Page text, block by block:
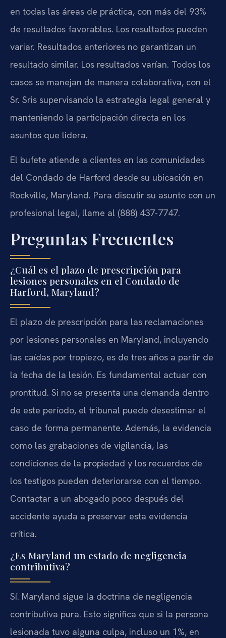
en todas las áreas de práctica, con más del 93%
de resultados favorables. Los resultados pueden
variar. Resultados anteriores no garantizan un
resultado similar. Los resultados varían. Todos los
casos se manejan de manera colaborativa, con el
Sr. Sris supervisando la estrategia legal general y
manteniendo la participación directa en los
asuntos que lidera.
El bufete atiende a clientes en las comunidades
del Condado de Harford desde su ubicación en
Rockville, Maryland. Para discutir su asunto con un
profesional legal, llame al (888) 437-7747.
Preguntas Frecuentes
¿Cuál es el plazo de prescripción para
lesiones personales en el Condado de
Harford, Maryland?
El plazo de prescripción para las reclamaciones
por lesiones personales en Maryland, incluyendo
las caídas por tropiezo, es de tres años a partir de
la fecha de la lesión. Es fundamental actuar con
prontitud. Si no se presenta una demanda dentro
de este período, el tribunal puede desestimar el
caso de forma permanente. Además, la evidencia
como las grabaciones de vigilancia, las
condiciones de la propiedad y los recuerdos de
los testigos pueden deteriorarse con el tiempo.
Contactar a un abogado poco después del
accidente ayuda a preservar esta evidencia
crítica.
¿Es Maryland un estado de negligencia
contributiva?
Sí. Maryland sigue la doctrina de negligencia
contributiva pura. Esto significa que si la persona
lesionada tuvo alguna culpa, incluso un 1%, en